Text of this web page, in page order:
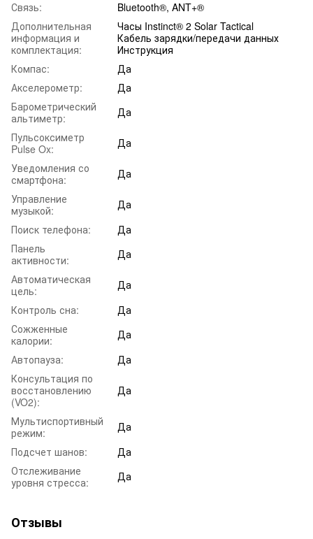
Связь:
Bluetooth®, ANT+®
Дополнительная
информация и
комплектация:
Часы Instinct® 2 Solar Tactical
Кабель зарядки/передачи данных
Инструкция
Компас:
Да
Акселерометр:
Да
Барометрический
альтиметр:
Да
Пульсоксиметр
Pulse Ox:
Да
Уведомления со
смартфона:
Да
Управление
музыкой:
Да
Поиск телефона:
Да
Панель
активности:
Да
Автоматическая
цель:
Да
Контроль сна:
Да
Сожженные
калории:
Да
Автопауза:
Да
Консультация по
восстановлению
(VO2):
Да
Мультиспортивный
режим:
Да
Подсчет шанов:
Да
Отслеживание
уровня стресса:
Да
Отзывы